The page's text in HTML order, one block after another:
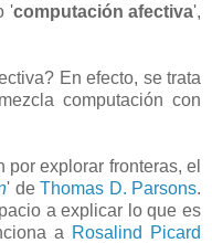
'computación afectiva',
En efecto, se trata
computación con
por explorar fronteras, el
' de Thomas D. Parsons.
a explicar lo que es
a Rosalind Picard